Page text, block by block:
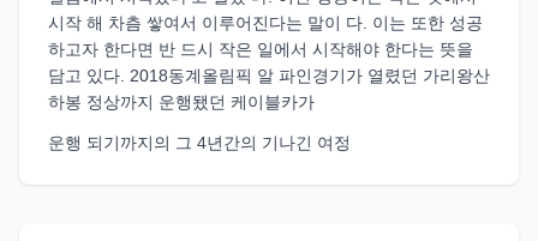
시작 해 차츰 쌓여서 이루어진다는 말이 다. 이는 또한 성공
하고자 한다면 반 드시 작은 일에서 시작해야 한다는 뜻을
담고 있다. 2018동계올림픽 알 파인경기가 열렸던 가리왕산
하봉 정상까지 운행됐던 케이블카가
운행 되기까지의 그 4년간의 기나긴 여정